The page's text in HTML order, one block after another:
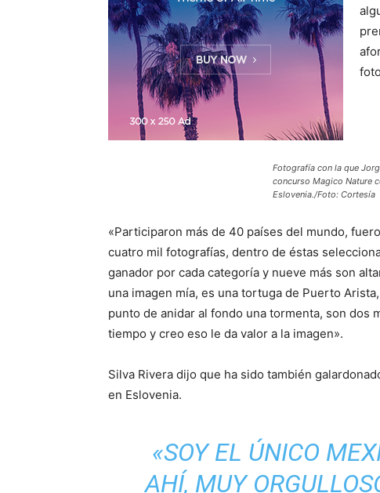
Fotografía con la que
concurso Magico Nature
Eslovenia./Foto: Cortesía
«Participaron más de 40 países del mundo,
cuatro mil fotografías, dentro de éstas
ganador por cada categoría y nueve más son
una imagen mía, es una tortuga de Puerto
punto de anidar al fondo una tormenta, son dos
tiempo y creo eso le da valor a la imagen».
Silva Rivera dijo que ha sido también
en Eslovenia.
«SOY EL ÚNICO
AHÍ, MUY